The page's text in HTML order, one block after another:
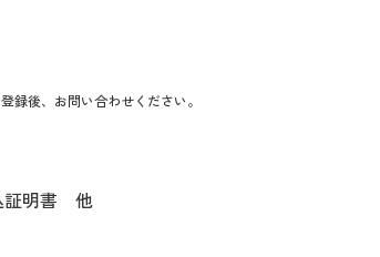
録後、お問い合わせください。
証明書 他